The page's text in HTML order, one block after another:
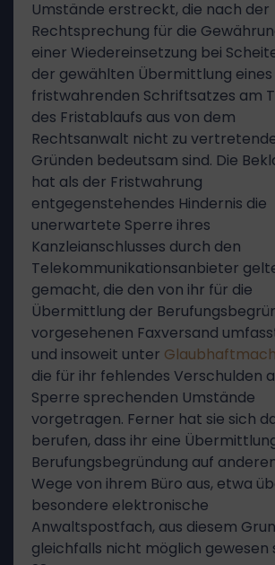
Umstände erstreckt, die nach der
Rechtsprechung für die
einer Wiedereinsetzung bei
der gewählten Übermittlung eines
fristwahrenden Schriftsatzes am
des Fristablaufs aus von dem
Rechtsanwalt nicht zu
Gründen bedeutsam sind. Die
hat als der Fristwahrung
entgegenstehendes Hindernis die
unerwartete Sperre ihres
Kanzleianschlusses durch den
Telekommunikationsanbieter
gemacht, die den von ihr für die
Übermittlung der
vorgesehenen Faxversand
und insoweit unter
die für ihr fehlendes Verschulden
Sperre sprechenden Umstände
vorgetragen. Ferner hat sie sich
berufen, dass ihr eine
Berufungsbegründung auf
Wege von ihrem Büro aus, etwa
besondere elektronische
Anwaltspostfach, aus diesem
gleichfalls nicht möglich gewesen